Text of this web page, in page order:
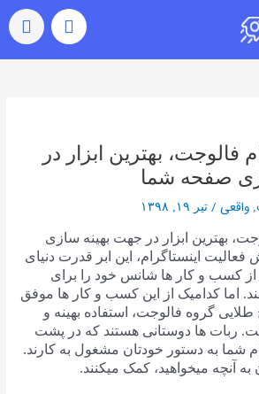
فالوجت، بهترین ابزار در
صفحه شما
,واقعی /تیر ۱۹, ۱۳۹۸
بهترین ابزار در جهت بهینه سازی
اینستاگرام، این ابر قدرت دنیای
از کسب و کار ها شانس خود را برای
اما کدامیک از این کسب و کار ها موفق
گروه فالوجت، استفاده بهینه و
ربات ها دوستانی هستند که در پشت
شما به دستور خودتان مشغول به کارند.
آنچه میخواهید، کمک میکنند.